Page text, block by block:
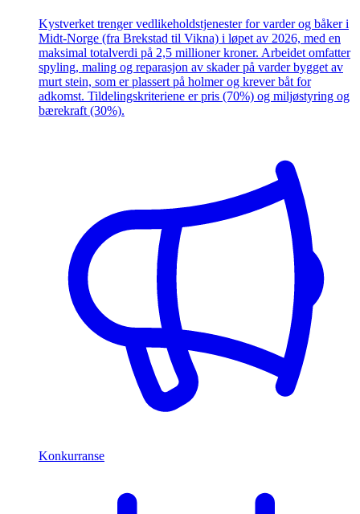
Kystverket trenger vedlikeholdstjenester for varder og båker i
Midt-Norge (fra Brekstad til Vikna) i løpet av 2026, med en
maksimal totalverdi på 2,5 millioner kroner. Arbeidet omfatter
spyling, maling og reparasjon av skader på varder bygget av
murt stein, som er plassert på holmer og krever båt for
adkomst. Tildelingskriteriene er pris (70%) og miljøstyring og
bærekraft (30%).
Konkurranse